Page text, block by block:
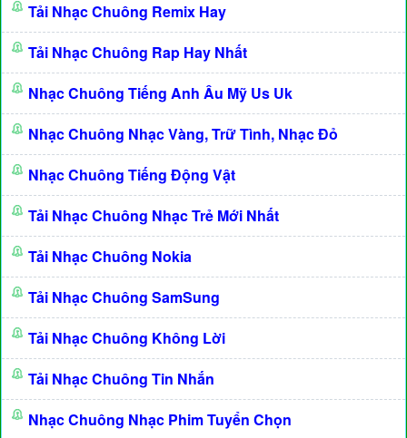
Tải Nhạc Chuông Remix Hay
Tải Nhạc Chuông Rap Hay Nhất
Nhạc Chuông Tiếng Anh Âu Mỹ Us Uk
Nhạc Chuông Nhạc Vàng, Trữ Tình, Nhạc Đỏ
Nhạc Chuông Tiếng Động Vật
Tải Nhạc Chuông Nhạc Trẻ Mới Nhất
Tải Nhạc Chuông Nokia
Tải Nhạc Chuông SamSung
Tải Nhạc Chuông Không Lời
Tải Nhạc Chuông Tin Nhắn
Nhạc Chuông Nhạc Phim Tuyển Chọn